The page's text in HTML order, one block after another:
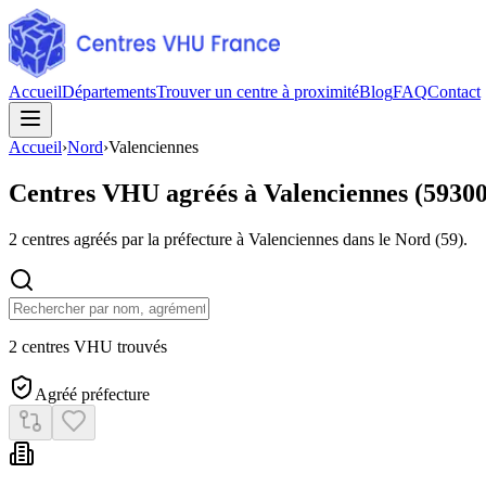
AccueilDépartementsTrouver un centre à proximitéBlogFAQContact
Accueil›Nord›Valenciennes
Centres VHU agréés à Valenciennes (
2 centres agréés par la préfecture à Valenciennes dans le Nord (59).
2 centres VHU trouvés
Agréé préfecture